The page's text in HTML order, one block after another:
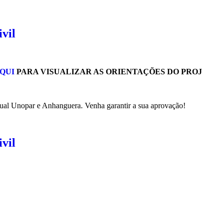
PARA VISUALIZAR AS ORIENTAÇÕES DO
Unopar e Anhanguera. Venha garantir a sua aprovação!